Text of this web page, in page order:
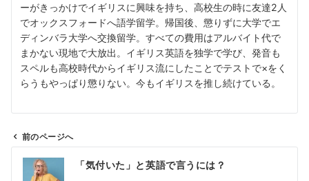
ーがきっかけでイギリスに興味を持ち、高校生の時に友達2人
でオックスフォードへ語学留学。帰国後、懲りずに大学でエ
ディンバラ大学へ交換留学。すべての費用はアルバイト代で
まかない現地で大放出。イギリス英語を独学で学び、発音も
スペルも高校時代からイギリス流にしたことでテストで×をく
らうもやっぱり懲りない。今もイギリスを推し続けている。
前のページへ
「気付いた」と英語で言うには？